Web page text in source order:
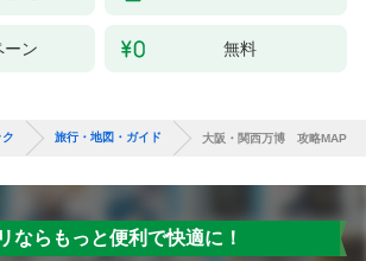
ーン 無料
旅行・地図・ガイド 大阪・関西万博 攻略MAP
ならもっと便利で快適に！